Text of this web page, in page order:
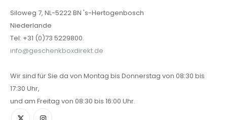
Siloweg 7, NL-5222 BN 's-Hertogenbosch
Niederlande
Tel: +31 (0)73 5229800.
info@geschenkboxdirekt.de
Wir sind für Sie da von Montag bis Donnerstag von 08:30 bis
17:30 Uhr,
und am Freitag von 08:30 bis 16:00 Uhr.